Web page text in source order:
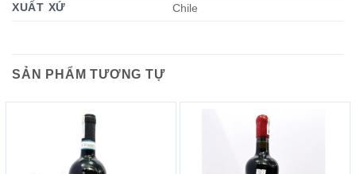
XUẤT XỨ
Chile
SẢN PHẨM TƯƠNG TỰ